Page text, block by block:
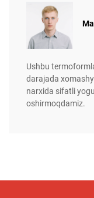
Ushbu
darajada
narxida sifatli
oshirmoqdamiz.